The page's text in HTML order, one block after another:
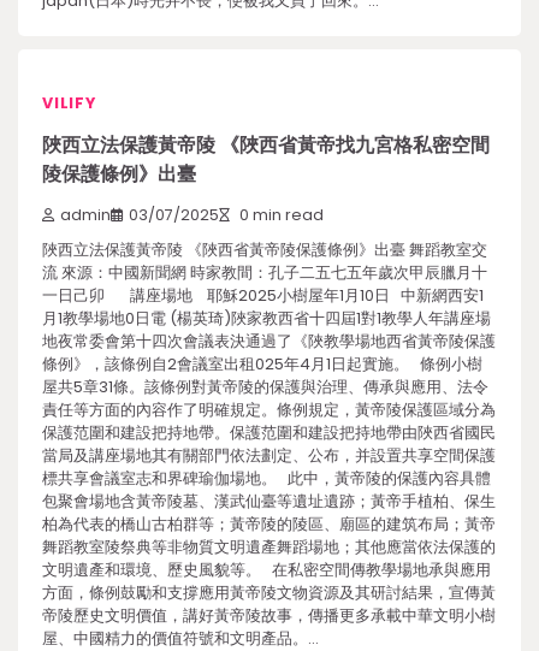
VILIFY
陜西立法保護黃帝陵 《陜西省黃帝找九宮格私密空間
陵保護條例》出臺
admin 03/07/2025 0 min read
陜西立法保護黃帝陵 《陜西省黃帝陵保護條例》出臺 舞蹈教室交
流 來源：中國新聞網 時家教間：孔子二五七五年歲次甲辰臘月十
一日己卯 講座場地 耶穌2025小樹屋年1月10日 中新網西安1
月1教學場地0日電 (楊英琦)陜家教西省十四屆1對1教學人年講座場
地夜常委會第十四次會議表決通過了《陜教學場地西省黃帝陵保護
條例》，該條例自2會議室出租025年4月1日起實施。 條例小樹
屋共5章31條。該條例對黃帝陵的保護與治理、傳承與應用、法令
責任等方面的內容作了明確規定。條例規定，黃帝陵保護區域分為
保護范圍和建設把持地帶。保護范圍和建設把持地帶由陜西省國民
當局及講座場地其有關部門依法劃定、公布，并設置共享空間保護
標共享會議室志和界碑瑜伽場地。 此中，黃帝陵的保護內容具體
包聚會場地含黃帝陵墓、漢武仙臺等遺址遺跡；黃帝手植柏、保生
柏為代表的橋山古柏群等；黃帝陵的陵區、廟區的建筑布局；黃帝
舞蹈教室陵祭典等非物質文明遺產舞蹈場地；其他應當依法保護的
文明遺產和環境、歷史風貌等。 在私密空間傳教學場地承與應用
方面，條例鼓勵和支撐應用黃帝陵文物資源及其研討結果，宣傳黃
帝陵歷史文明價值，講好黃帝陵故事，傳播更多承載中華文明小樹
屋、中國精力的價值符號和文明產品。…